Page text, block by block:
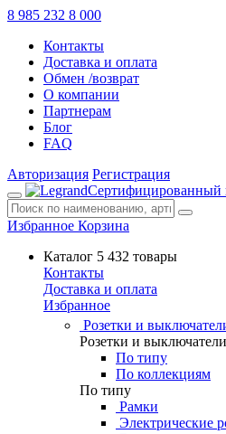
8 985 232 8 000
Контакты
Доставка и оплата
Обмен /возврат
О компании
Партнерам
Блог
FAQ
Авторизация Регистрация
Сертифицированный
Избранное Корзина
Каталог 5 432 товары
Контакты
Доставка и оплата
Избранное
Розетки и
Розетки и выключатели
По типу
По коллекциям
По типу
Рамки
Электрические